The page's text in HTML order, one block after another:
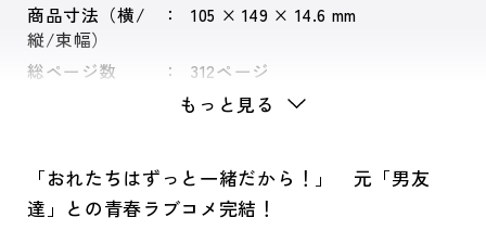
商品寸法（横/
縦/束幅）
105 × 149 × 14.6 mm
総ページ数 312ページ
もっと見る
「おれたちはずっと一緒だから！」 元「男友
達」との青春ラブコメ完結！